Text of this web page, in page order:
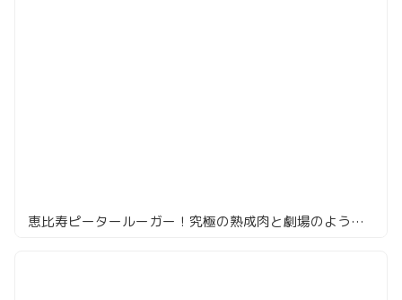
恵比寿ピータールーガー！究極の熟成肉と劇場のような体験が相変わらず凄い